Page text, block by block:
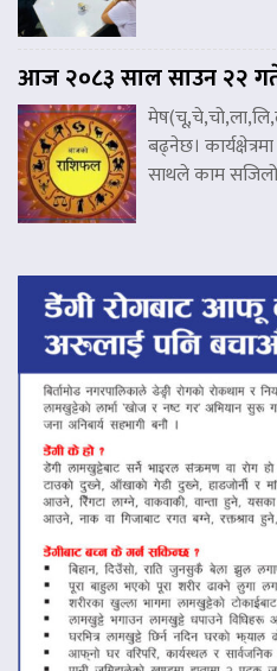
आज २०८३ साल साउन २२
बढ्नेछ।
साथले काम सजिलो